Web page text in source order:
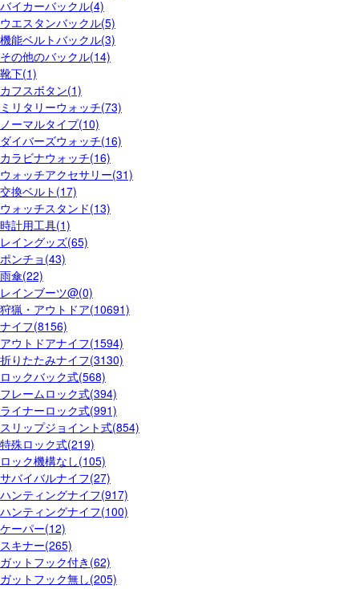
バイカーバックル(4)
ウエスタンバックル(5)
機能ベルトバックル(3)
その他のバックル(14)
靴下(1)
カフスボタン(1)
ミリタリーウォッチ(73)
ノーマルタイプ(10)
ダイバーズウォッチ(16)
カラビナウォッチ(16)
ウォッチアクセサリー(31)
交換ベルト(17)
ウォッチスタンド(13)
時計用工具(1)
レイングッズ(65)
ポンチョ(43)
雨傘(22)
レインブーツ@(0)
狩猟・アウトドア(10691)
ナイフ(8156)
アウトドアナイフ(1594)
折りたたみナイフ(3130)
ロックバック式(568)
フレームロック式(394)
ライナーロック式(991)
スリップジョイント式(854)
特殊ロック式(219)
ロック機構なし(105)
サバイバルナイフ(27)
ハンティングナイフ(917)
ハンティングナイフ(100)
ケーパー(12)
スキナー(265)
ガットフック付き(62)
ガットフック無し(205)